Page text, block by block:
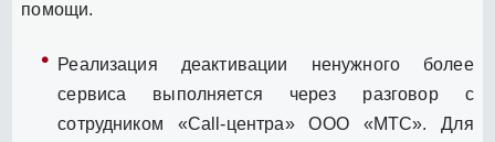
помощи.
Реализация деактивации ненужного более
сервиса выполняется через разговор с
сотрудником «Call-центра» ООО «МТС». Для